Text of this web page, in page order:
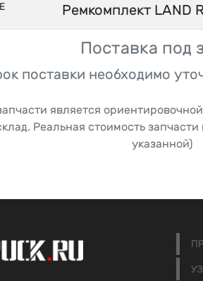
Ремкомплект LAND
Поставка под
поставки необходимо
является
Реальная стоимость
указанной)